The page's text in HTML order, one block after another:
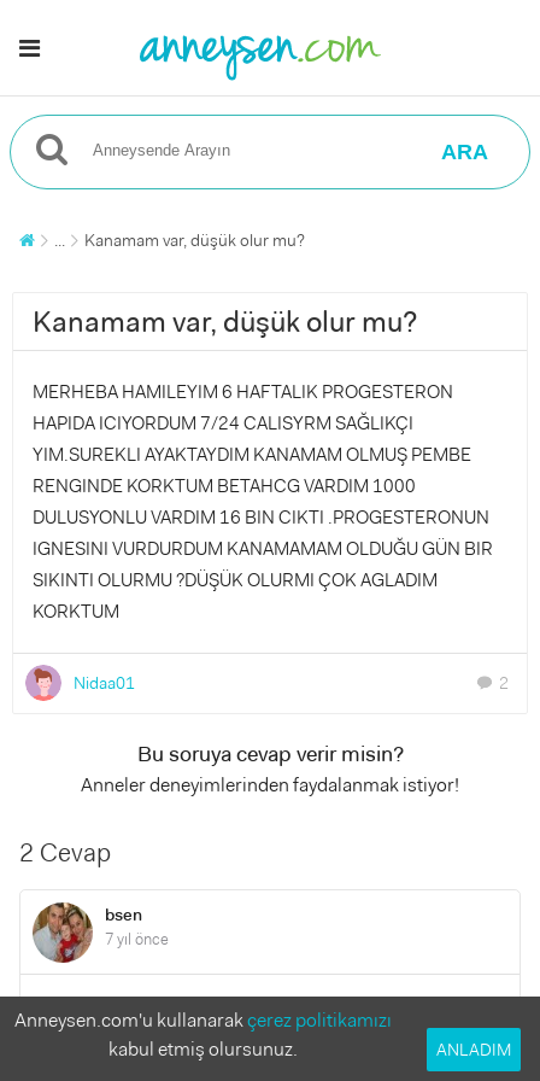
ARA
... Kanamam var, düşük olur mu?
Kanamam var, düşük olur mu?
MERHEBA HAMILEYIM 6 HAFTALIK PROGESTERON
HAPIDA ICIYORDUM 7/24 CALISYRM SAĞLIKÇI
YIM.SUREKLI AYAKTAYDIM KANAMAM OLMUŞ PEMBE
RENGINDE KORKTUM BETAHCG VARDIM 1000
DULUSYONLU VARDIM 16 BIN CIKTI .PROGESTERONUN
IGNESINI VURDURDUM KANAMAMAM OLDUĞU GÜN BIR
SIKINTI OLURMU ?DÜŞÜK OLURMI ÇOK AGLADIM
KORKTUM
Nidaa01 chat 2
Bu soruya cevap verir misin?
Anneler deneyimlerinden faydalanmak istiyor!
2 Cevap
bsen
7 yıl önce
benimde 7 haftalıkken aynısı olmuştu dr.um direk iğnesini
yaptı ve progesteron verdi 3 günde rapor aldım ve sadece
yattım lavabo harici hiç kalkmadım ve çok şükür kesildi. şu
Anneysen.com'u kullanarakçerez politikamızı
kabul etmiş olursunuz.
ANLADIM